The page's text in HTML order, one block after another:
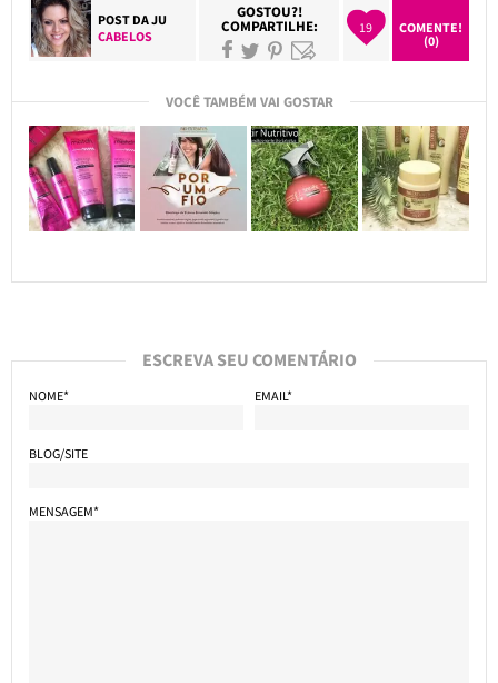
POST DAJU
CABELOS
GOSTOU?!
COMPARTILHE: 19
COMENTE!
(0)
VOCÊ TAMBÉM VAI GOSTAR
ESCREVA SEU COMENTÁRIO
NOME* EMAIL*
BLOG/SITE
MENSAGEM*